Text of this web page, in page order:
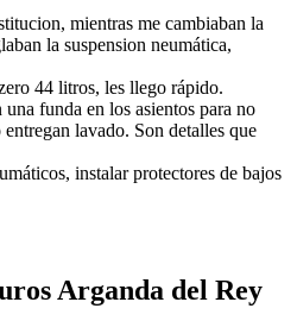
mientras me cambiaban la
la suspension neumática,
44 litros, les llego rápido.
funda en los asientos para no
lavado. Son detalles que
instalar protectores de bajos
Arganda del Rey